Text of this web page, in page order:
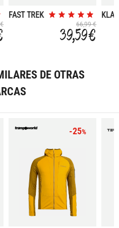
FAST TREK
66,99 €
39,59 €
DE OTRAS
-25%